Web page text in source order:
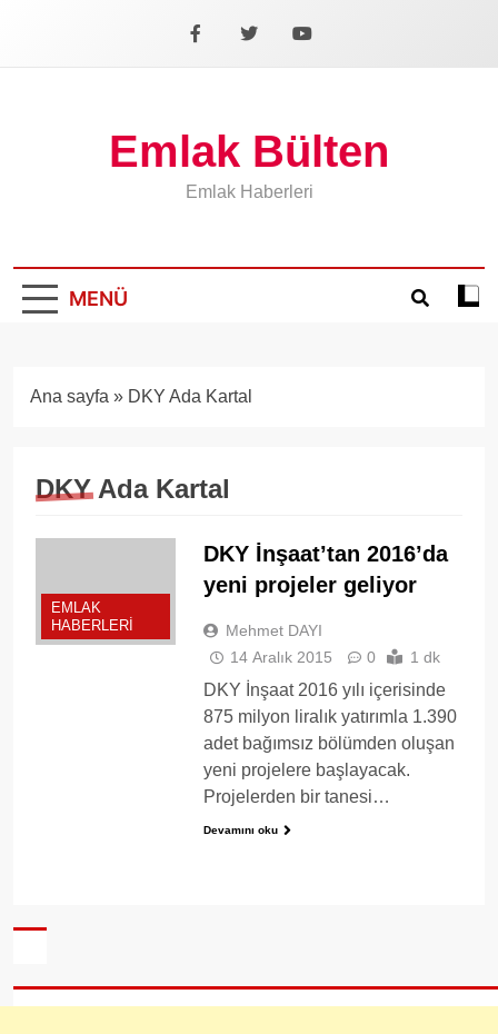
Facebook
X YouTube
Emlak Bülten
Emlak Haberleri
MENÜ
Koyu
Ana sayfa » DKY Ada Kartal
DKY Ada Kartal
EMLAK
HABERLERI
DKY İnşaat’tan 2016’da
yeni projeler geliyor
Mehmet DAYI
14 Aralık 2015
0 1 dk
DKY İnşaat 2016 yılı içerisinde
875 milyon liralık yatırımla 1.390
adet bağımsız bölümden oluşan
yeni projelere başlayacak.
Projelerden bir tanesi…
Devamını oku